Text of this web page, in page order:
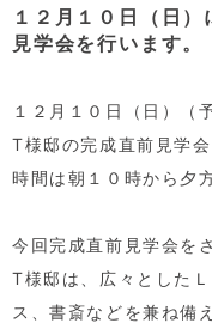
１２月１０日（日
見学会を行います。
１２月１０日（日）（
T様邸の完成直前見学会
時間は朝１０時から夕
今回完成直前見学会を
T様邸は、広々とした
ス、書斎などを兼ね備